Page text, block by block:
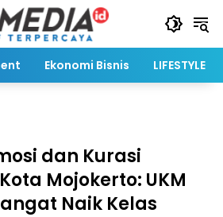
Ekonomi Bisnis LIFESTYLE
dan Kurasi
Mojokerto: UKM
Naik Kelas